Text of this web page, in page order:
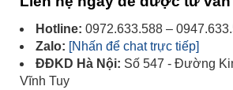
Hotline: 0972.633.588 –
Zalo: [Nhấn để chat trực tiếp]
ĐĐKD Hà Nội: Số 547 - Đường
Vĩnh Tuy